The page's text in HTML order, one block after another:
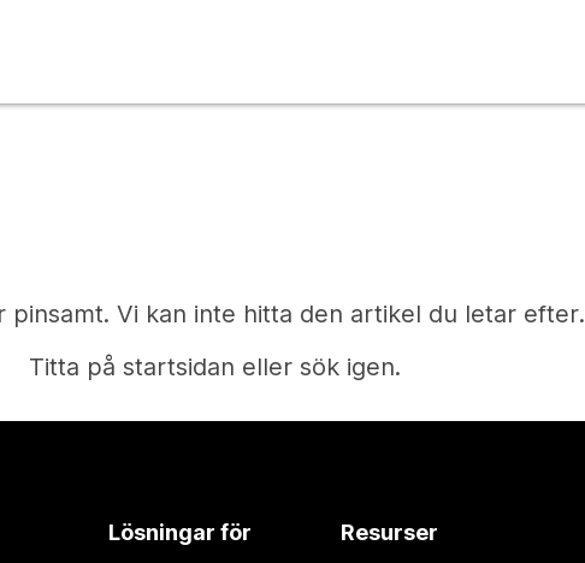
pinsamt. Vi kan inte hitta den artikel du letar efter.
Titta på startsidan eller sök igen.
Behöver du ett svar?
Lösningar för Resurser